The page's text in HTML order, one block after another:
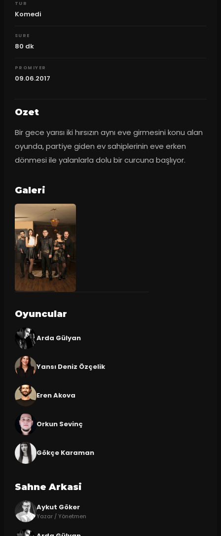
TUR
Komedi
SURE
80 dk
PROMIYER
09.06.2017
Ozet
Bir gece yarısı iki hırsızın aynı eve girmesini konu alan
oyunda, partiye giden ev sahiplerinin eve erken
dönmesi ile yalanlarla dolu bir curcuna başlıyor.
Galeri
Oyuncular
Arda Gülyan
Yansı Deniz Özçelik
Eren Akova
Orkun Sevinç
Gökçe Karaman
Sahne Arkasi
Aykut Göker
Yazar / Yönetmen